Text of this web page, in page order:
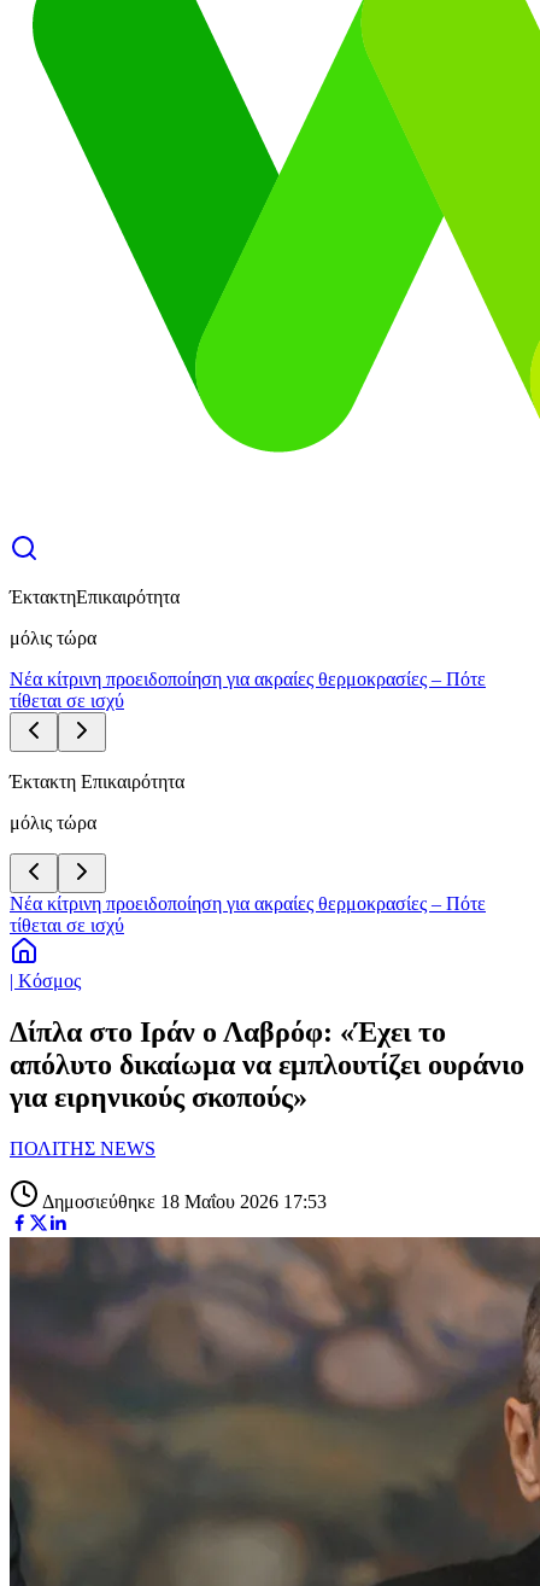
ΈκτακτηΕπικαιρότητα
μόλις τώρα
Νέα κίτρινη προειδοποίηση για ακραίες θερμοκρασίες – Πότε
τίθεται σε ισχύ
Έκτακτη Επικαιρότητα
μόλις τώρα
Νέα κίτρινη προειδοποίηση για ακραίες θερμοκρασίες – Πότε
τίθεται σε ισχύ
| Κόσμος
Δίπλα στο Ιράν ο Λαβρόφ: «Έχει το
απόλυτο δικαίωμα να εμπλουτίζει ουράνιο
για ειρηνικούς σκοπούς»
ΠΟΛΙΤΗΣ NEWS
Δημοσιεύθηκε 18 Μαΐου 2026 17:53